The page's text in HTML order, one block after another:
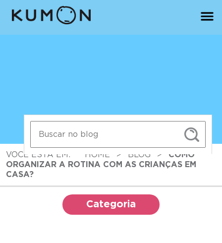
VOCÊ ESTÁ EM: HOME > BLOG >
COMO
ORGANIZAR A ROTINA COM AS CRIANÇAS EM
CASA?
Categoria